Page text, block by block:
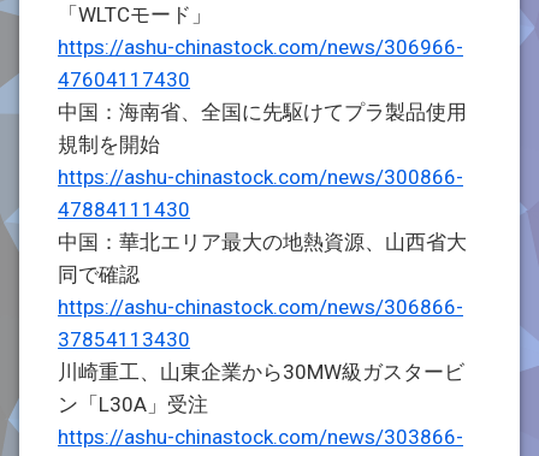
「WLTCモード」
https://ashu-chinastock.com/news/306966-
47604117430
中国：海南省、全国に先駆けてプラ製品使用
規制を開始
https://ashu-chinastock.com/news/300866-
47884111430
中国：華北エリア最大の地熱資源、山西省大
同で確認
https://ashu-chinastock.com/news/306866-
37854113430
川崎重工、山東企業から30MW級ガスタービ
ン「L30A」受注
https://ashu-chinastock.com/news/303866-